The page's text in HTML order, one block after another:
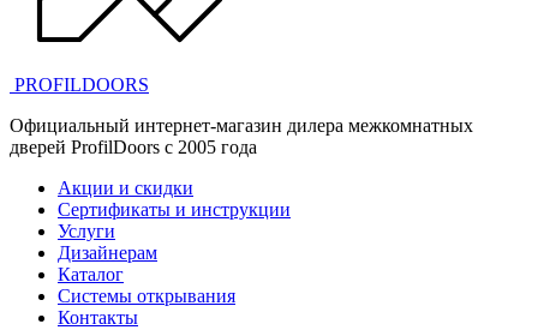
PROFILDOORS
Официальный интернет-магазин дилера межкомнатных
дверей ProfilDoors c 2005 года
Акции и скидки
Сертификаты и инструкции
Услуги
Дизайнерам
Каталог
Системы открывания
Контакты